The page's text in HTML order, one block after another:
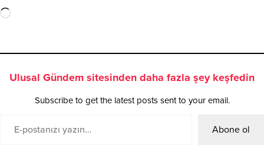
Ulusal Gündem sitesinden daha fazla şey keşfedin
Subscribe to get the latest posts sent to your email.
Abone ol